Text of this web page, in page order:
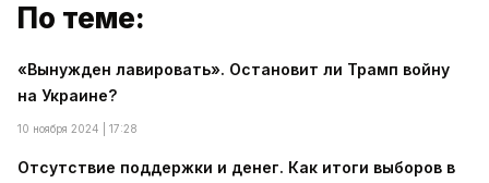
По теме:
«Вынужден лавировать». Остановит ли Трамп войну
на Украине?
10 ноября 2024 | 17:28
Отсутствие поддержки и денег. Как итоги выборов в